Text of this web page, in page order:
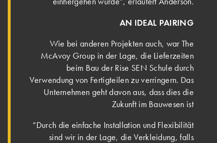
AN IDEAL PAIRING
Wie bei anderen Projekten auch, war The
McAvoy Group in der Lage, die Lieferzeiten
beim Bau der Rise SEN Schule durch
Verwendung von Fertigteilen zu verringern. Das
Unternehmen geht davon aus, dass dies die
Zukunft im Bauwesen ist
“Durch die einfache Installation und Flexibilität
sind wir in der Lage, die Verkleidung, falls